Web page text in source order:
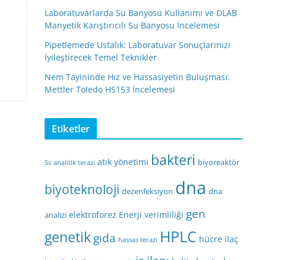
Laboratuvarlarda Su Banyosu Kullanımı ve DLAB
Manyetik Karıştırıcılı Su Banyosu İncelemesi
Pipetlemede Ustalık: Laboratuvar Sonuçlarınızı
İyileştirecek Temel Teknikler
Nem Tayininde Hız ve Hassasiyetin Buluşması:
Mettler Toledo HS153 İncelemesi
Etiketler
5s analitik terazi atık yönetimi bakteri biyoreaktör
biyoteknoloji dezenfeksiyon dna dna
analizi elektroforez Enerji verimliliği gen
genetikgıda hassas terazi HPLC hücre ilaç